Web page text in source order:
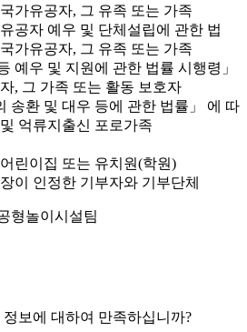
가유공자, 그 유족 또는 가족
유공자 예우 및 단체설립에 관한 법
가유공자, 그 유족 또는 가족
예우 및 지원에 관한 법률 시행령」
, 그 가족 또는 활동 보호자
송환 및 대우 등에 관한 법률」 에 따
억류지출신 포로가족
린이집 또는 유치원(학원)
이 인정한 기부자와 기부단체
형놀이시설팀
보에 대하여 만족하십니까?